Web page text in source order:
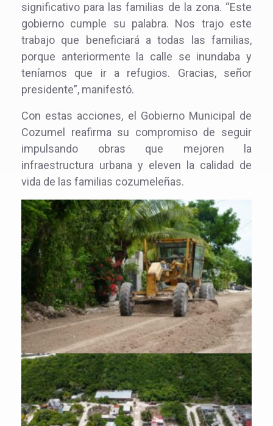
significativo para las familias de la zona. “Este
gobierno cumple su palabra. Nos trajo este
trabajo que beneficiará a todas las familias,
porque anteriormente la calle se inundaba y
teníamos que ir a refugios. Gracias, señor
presidente”, manifestó.
Con estas acciones, el Gobierno Municipal de
Cozumel reafirma su compromiso de seguir
impulsando obras que mejoren la
infraestructura urbana y eleven la calidad de
vida de las familias cozumeleñas.